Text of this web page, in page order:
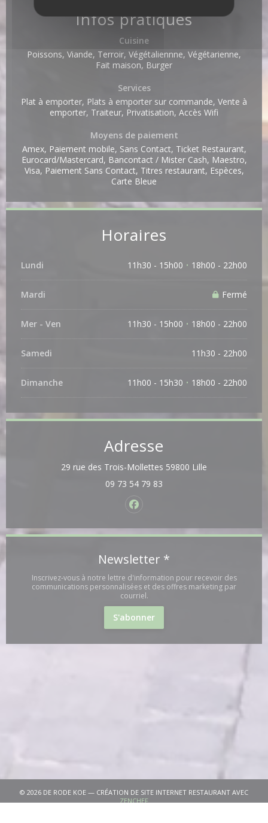
Infos pratiques
Cuisine
Poissons, Viande, Terroir, Végétaliennne, Végétarienne,
Fait maison, Burger
Services
Plat à emporter, Plats à emporter sur commande, Vente à
emporter, Traiteur, Privatisation, Accès Wifi
Moyens de paiement
Amex, Paiement mobile, Sans Contact, Ticket Restaurant,
Eurocard/Mastercard, Bancontact / Mister Cash, Maestro,
Visa, Paiement Sans Contact, Titres restaurant, Espèces,
Carte Bleue
Horaires
Lundi 11h30 - 15h00 • 18h00 - 22h00
Mardi Fermé
Mer - Ven 11h30 - 15h00 • 18h00 - 22h00
Samedi 11h30 - 22h00
Dimanche 11h00 - 15h30 • 18h00 - 22h00
Adresse
29 rue des Trois-Mollettes 59800 Lille
09 73 54 79 83
Facebook ((ouvre une
Newsletter *
Inscrivez-vous à notre lettre d'information pour recevoir des
communications personnalisées et des offres marketing par
courriel.
S'abonner
© 2026 DE RODE KOE — CRÉATION DE SITE INTERNET RESTAURANT AVEC
ZENCHEF((OUVRE UNE NOUVELLE FENÊTRE))